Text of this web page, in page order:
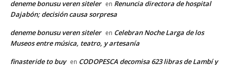
deneme bonusu veren siteler en Renuncia directora de hospital
Dajabón; decisión causa sorpresa
deneme bonusu veren siteler en Celebran Noche Larga de los
Museos entre música, teatro, y artesanía
finasteride to buy en CODOPESCA decomisa 623 libras de Lambí y